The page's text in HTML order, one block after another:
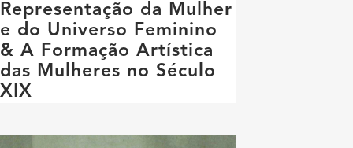
Representação da Mulher
e do Universo Feminino
& A Formação Artística
das Mulheres no Século
XIX